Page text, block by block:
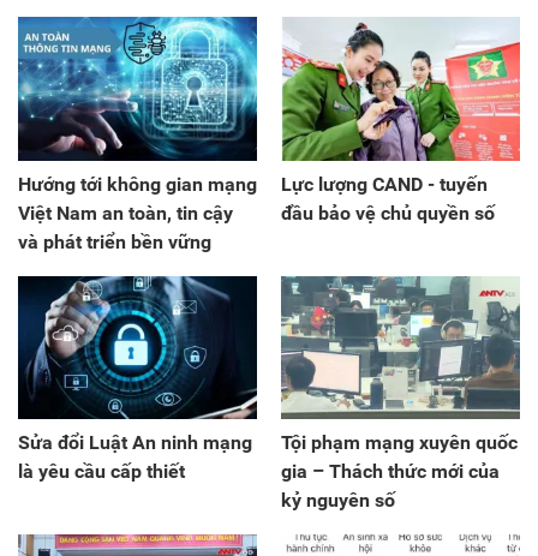
Hướng tới không gian mạng
Việt Nam an toàn, tin cậy
và phát triển bền vững
Lực lượng CAND - tuyến
đầu bảo vệ chủ quyền số
Sửa đổi Luật An ninh mạng
là yêu cầu cấp thiết
Tội phạm mạng xuyên quốc
gia – Thách thức mới của
kỷ nguyên số